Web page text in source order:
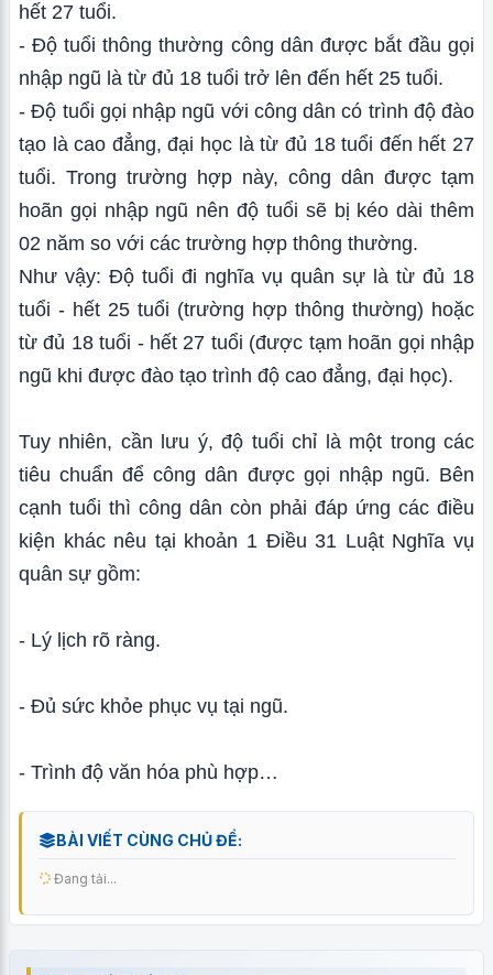
hết 27 tuổi.
- Độ tuổi thông thường công dân được bắt đầu gọi
nhập ngũ là từ đủ 18 tuổi trở lên đến hết 25 tuổi.
- Độ tuổi gọi nhập ngũ với công dân có trình độ đào
tạo là cao đẳng, đại học là từ đủ 18 tuổi đến hết 27
tuổi. Trong trường hợp này, công dân được tạm
hoãn gọi nhập ngũ nên độ tuổi sẽ bị kéo dài thêm
02 năm so với các trường hợp thông thường.
Như vậy: Độ tuổi đi nghĩa vụ quân sự là từ đủ 18
tuổi - hết 25 tuổi (trường hợp thông thường) hoặc
từ đủ 18 tuổi - hết 27 tuổi (được tạm hoãn gọi nhập
ngũ khi được đào tạo trình độ cao đẳng, đại học).
Tuy nhiên, cần lưu ý, độ tuổi chỉ là một trong các
tiêu chuẩn để công dân được gọi nhập ngũ. Bên
cạnh tuổi thì công dân còn phải đáp ứng các điều
kiện khác nêu tại khoản 1 Điều 31 Luật Nghĩa vụ
quân sự gồm:
- Lý lịch rõ ràng.
- Đủ sức khỏe phục vụ tại ngũ.
- Trình độ văn hóa phù hợp…
BÀI VIẾT CÙNG CHỦ ĐỀ:
Đang tải...